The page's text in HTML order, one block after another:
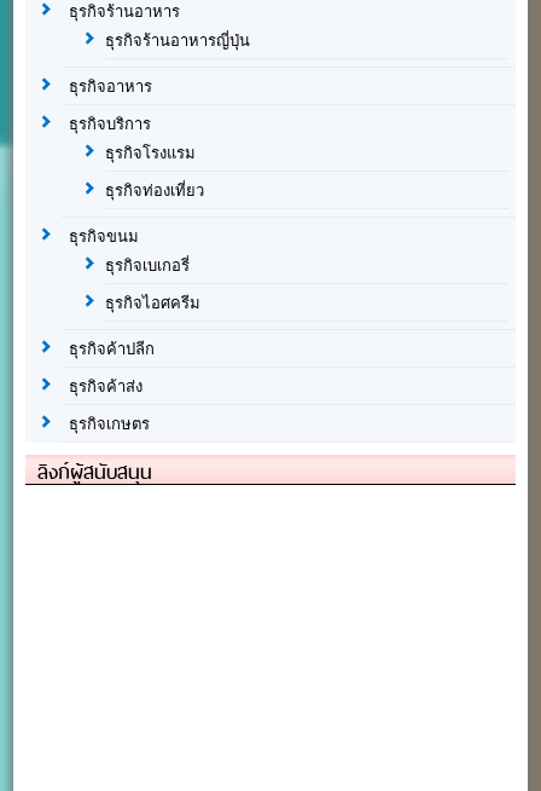
ธุรกิจร้านอาหาร
ธุรกิจร้านอาหารญี่ปุ่น
ธุรกิจอาหาร
ธุรกิจบริการ
ธุรกิจโรงแรม
ธุรกิจท่องเที่ยว
ธุรกิจขนม
ธุรกิจเบเกอรี่
ธุรกิจไอศครีม
ธุรกิจค้าปลีก
ธุรกิจค้าส่ง
ธุรกิจเกษตร
ลิงก์ผู้สนับสนุน